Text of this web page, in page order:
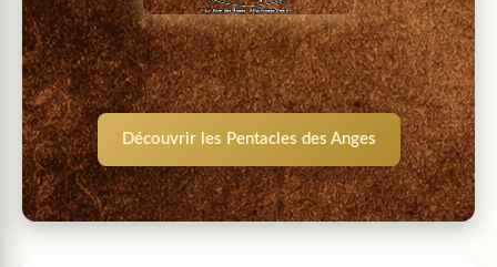
Découvrir les Pentacles des Anges